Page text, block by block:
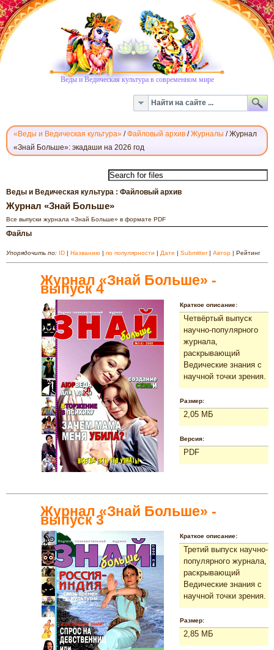
Веды и Ведическая культура в современном мире
«Веды и Ведическая культура» /Файловый архив /Журналы /Журнал
«Знай Больше»: экадаши на 2026 год
ПОПУЛЯРНЫЙ
ЖУРНАЛ
«ЗНАЙ
БОЛЬШЕ»
Веды и Ведическая культура : Файловый архив
Журнал «Знай Больше»
Все выпуски журнала «Знай Больше» в формате PDF
Файлы
Упорядочить по: ID | Названию | по популярности | Дате | Submitter| Автор | Рейтинг
Журнал «Знай Больше» -
выпуск 4
Краткое описание:
Четвёртый выпуск
научно-популярного
журнала,
раскрывающий
Ведические знания с
научной точки зрения.
Размер:
2,05 МБ
Версия:
PDF
Журнал «Знай Больше» -
выпуск 3
Краткое описание:
Третий выпуск научно-
популярного журнала,
раскрывающий
Ведические знания с
научной точки зрения.
Размер:
2,85 МБ